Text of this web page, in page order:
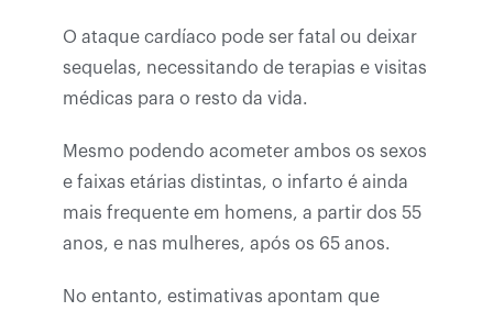
O ataque cardíaco pode ser fatal ou deixar
sequelas, necessitando de terapias e visitas
médicas para o resto da vida.
Mesmo podendo acometer ambos os sexos
e faixas etárias distintas, o infarto é ainda
mais frequente em homens, a partir dos 55
anos, e nas mulheres, após os 65 anos.
No entanto, estimativas apontam que